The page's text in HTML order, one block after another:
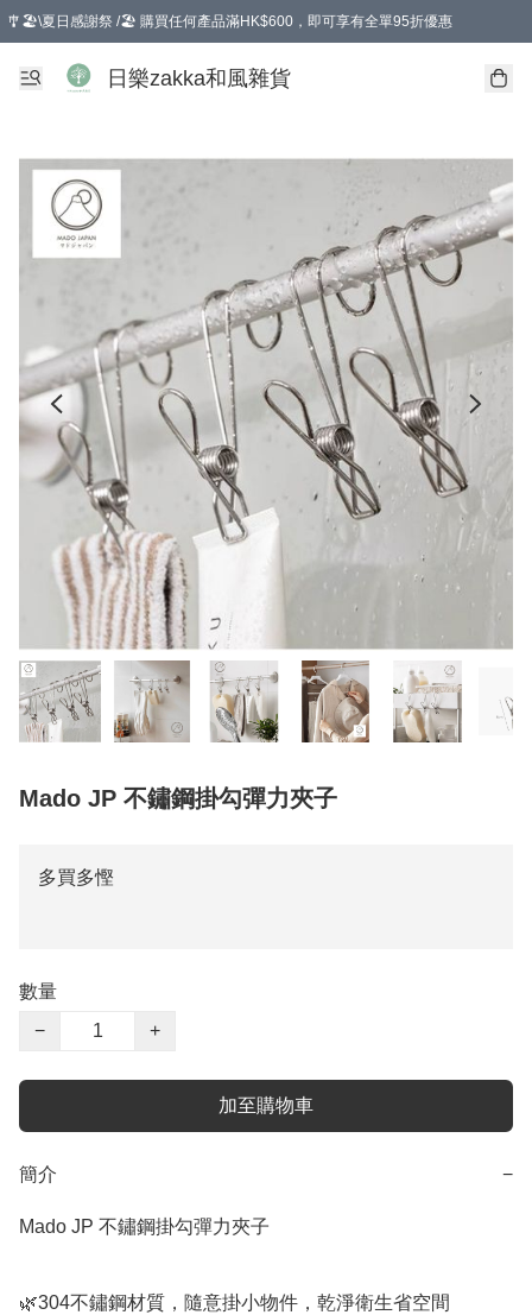
🎐🏖️\夏日感謝祭 /🏖️ 購買任何產品滿HK$600，即可享有全單95折優惠
選擇GoGoX住宅/工商地址配送，單一訂單消費購物滿HK$680(折扣後），可享有
日樂zakka和風雜貨
Mado JP 不鏽鋼掛勾彈力夾子
多買多慳
數量
−
+
加至購物車
簡介 −
Mado JP 不鏽鋼掛勾彈力夾子
🌿304不鏽鋼材質，隨意掛小物件，乾淨衛生省空間